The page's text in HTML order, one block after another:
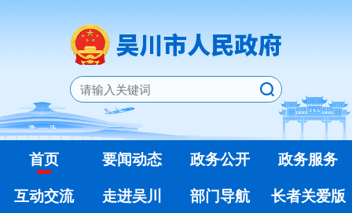
首页 要闻动态 政务公开
政务服务
互动交流
走进吴川 部门导航
长者关爱版